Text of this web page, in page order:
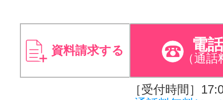
資料請求する 電
（通話
［受付時間］